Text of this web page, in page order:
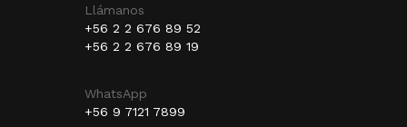
Llámanos
+56 2 2 676 89 52
+56 2 2 676 89 19
WhatsApp
+56 9 7121 7899